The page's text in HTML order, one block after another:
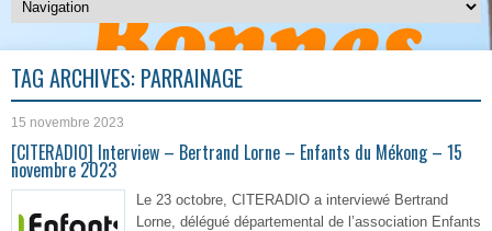
TAG ARCHIVES: PARRAINAGE
15 novembre 2023
[CITERADIO] Interview – Bertrand Lorne – Enfants du Mékong – 15
novembre 2023
Le 23 octobre, CITERADIO a interviewé Bertrand
Lorne, délégué départemental de l’association Enfants